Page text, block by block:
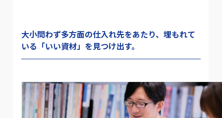
大小問わず多方面の仕入れ先をあたり、埋もれて
いる「いい資材」を見つけ出す。